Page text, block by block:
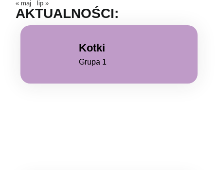
« maj lip »
AKTUALNOŚCI:
Kotki
Grupa 1